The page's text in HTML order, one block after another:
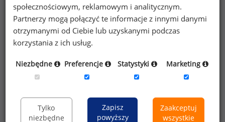
Szczegółowe dane o wynagrodzeniach na 840
stanowiskach dostępne w strefie premium
portalu wynagrodzenia.pl
Dowiedz się więcej
społecznościowym, reklamowym i analitycznym.
Partnerzy mogą połączyć te informacje z innymi danymi
otrzymanymi od Ciebie lub uzyskanymi podczas
korzystania z ich usług.
Niezbędne Preferencje Statystyki Marketing
Tylko
niezbędne
Zapisz
powyższy
Zaakceptuj
wszystkie